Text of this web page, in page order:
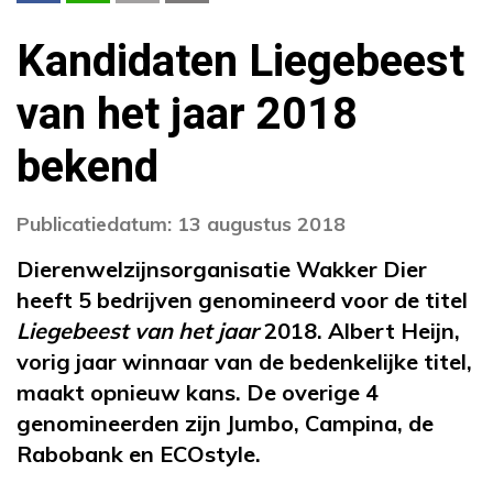
Kandidaten Liegebeest
van het jaar 2018
bekend
Publicatiedatum: 13 augustus 2018
Dierenwelzijnsorganisatie Wakker Dier
heeft 5 bedrijven genomineerd voor de titel
Liegebeest van het jaar2018. Albert Heijn,
vorig jaar winnaar van de bedenkelijke titel,
maakt opnieuw kans. De overige 4
genomineerden zijn Jumbo, Campina, de
Rabobank en ECOstyle.